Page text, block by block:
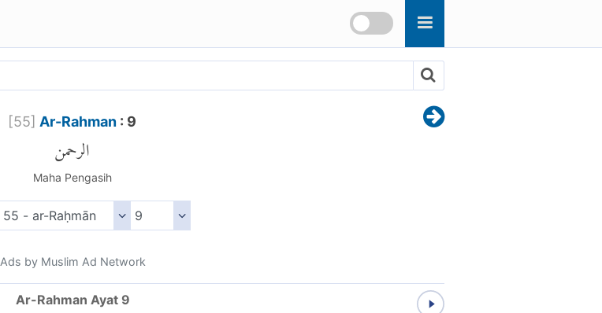
[55] Ar-Rahman : 9
الرحمن
Maha Pengasih
Ads by Muslim Ad Network
Ar-Rahman Ayat 9